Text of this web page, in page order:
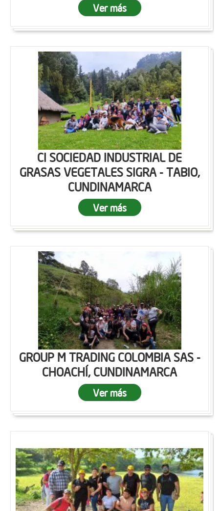
Ver más
CI SOCIEDAD INDUSTRIAL DE
GRASAS VEGETALES SIGRA - TABIO,
CUNDINAMARCA
Ver más
GROUP M TRADING COLOMBIA SAS -
CHOACHÍ, CUNDINAMARCA
Ver más